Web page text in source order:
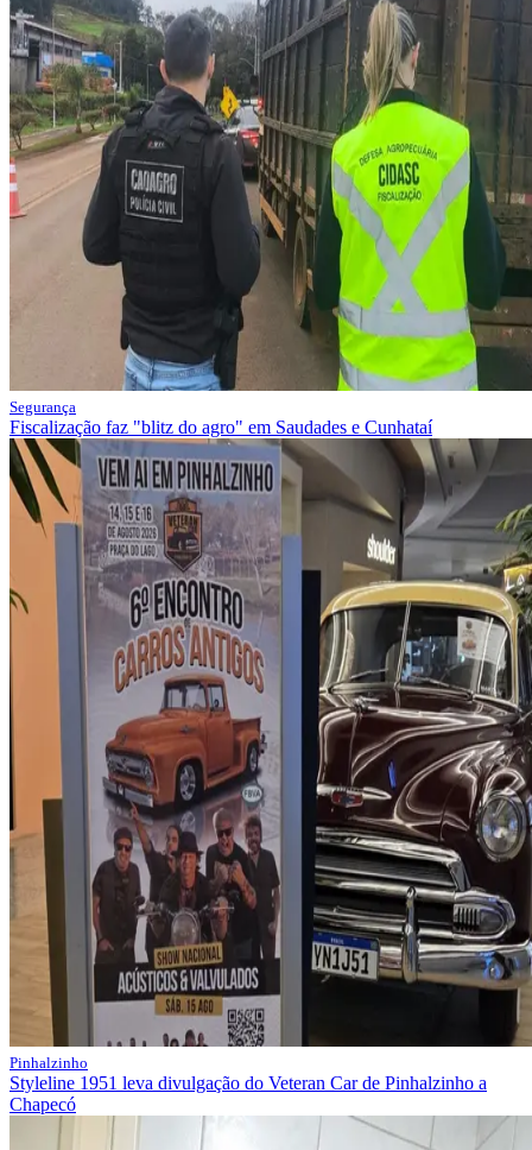
Segurança
Fiscalização faz "blitz do agro" em Saudades e Cunhataí
Pinhalzinho
Styleline 1951 leva divulgação do Veteran Car de Pinhalzinho a
Chapecó